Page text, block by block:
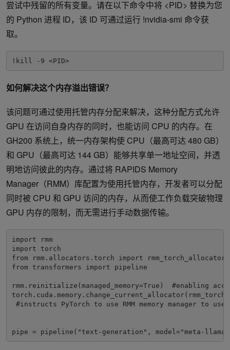
尝试中残留的所有变量。请在以下命令中将 <PID> 替换为您
的 Python 进程 ID，该 ID 可通过运行 !nvidia-smi 命令获
取。
!kill -9 <PID>
如何解决这个内存溢出错误？
该问题可通过使用托管内存分配来解决，这种分配方式允许
GPU 在访问自身内存的同时，也能访问 CPU 的内存。在
GH200 系统上，统一内存架构使 CPU（最高可达 480 GB）
和 GPU（最高可达 144 GB）能够共享单一地址空间，并透
明地访问彼此的内存。通过将 RAPIDS Memory
Manager（RMM）库配置为使用托管内存，开发者可以分配
同时被 CPU 和 GPU 访问的内存，从而使工作负载突破物理
GPU 内存的限制，而无需进行手动数据传输。
import rmm
import torch
from rmm.allocators.torch import rmm_torch_allocator
from transformers import pipeline
rmm.reinitialize(managed_memory=True)  #enabling
#instructs PyTorch to use RMM memory manager to
pipe = pipeline("text-generation", model="meta-llama/